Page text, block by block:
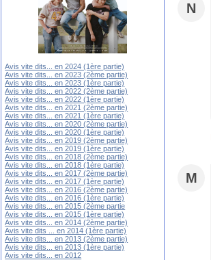
Avis vite dits... en 2024 (1ère partie)
Avis vite dits... en 2023 (2ème partie)
Avis vite dits... en 2023 (1ère partie)
Avis vite dits... en 2022 (2ème partie)
Avis vite dits... en 2022 (1ère partie)
Avis vite dits... en 2021 (2ème partie)
Avis vite dits... en 2021 (1ère partie)
Avis vite dits... en 2020 (2ème partie)
Avis vite dits... en 2020 (1ère partie)
Avis vite dits... en 2019 (2ème partie)
Avis vite dits... en 2019 (1ère partie)
Avis vite dits... en 2018 (2ème partie)
Avis vite dits... en 2018 (1ère partie)
Avis vite dits... en 2017 (2ème partie)
Avis vite dits... en 2017 (1ère partie)
Avis vite dits... en 2016 (2ème partie)
Avis vite dits... en 2016 (1ère partie)
Avis vite dits... en 2015 (2ème partie
Avis vite dits... en 2015 (1ère partie)
Avis vite dits... en 2014 (2ème partie)
Avis vite dits ... en 2014 (1ère partie)
Avis vite dits... en 2013 (2ème partie)
Avis vite dits... en 2013 (1ère partie)
Avis vite dits... en 2012
N
M